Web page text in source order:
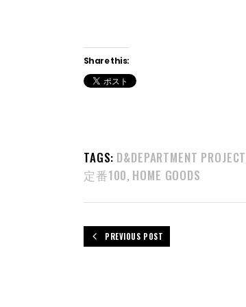
Share this:
TAGS: D&DEPARTMENT PROJECT
定番100, HOME GOODS
PREVIOUS POST